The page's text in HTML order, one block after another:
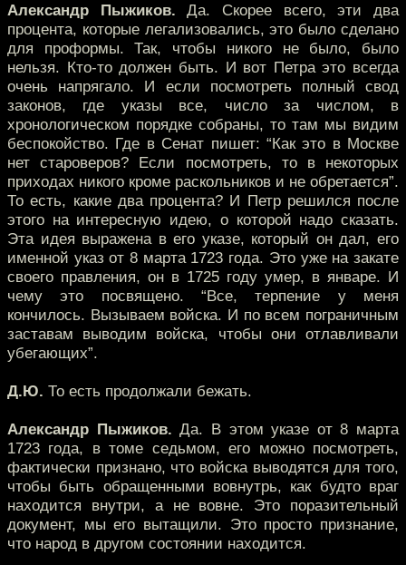
Александр Пыжиков. Да. Скорее всего, эти два
процента, которые легализовались, это было сделано
для проформы. Так, чтобы никого не было, было
нельзя. Кто-то должен быть. И вот Петра это всегда
очень напрягало. И если посмотреть полный свод
законов, где указы все, число за числом, в
хронологическом порядке собраны, то там мы видим
беспокойство. Где в Сенат пишет: “Как это в Москве
нет староверов? Если посмотреть, то в некоторых
приходах никого кроме раскольников и не обретается”.
То есть, какие два процента? И Петр решился после
этого на интересную идею, о которой надо сказать.
Эта идея выражена в его указе, который он дал, его
именной указ от 8 марта 1723 года. Это уже на закате
своего правления, он в 1725 году умер, в январе. И
чему это посвящено. “Все, терпение у меня
кончилось. Вызываем войска. И по всем пограничным
заставам выводим войска, чтобы они отлавливали
убегающих”.
Д.Ю. То есть продолжали бежать.
Александр Пыжиков. Да. В этом указе от 8 марта
1723 года, в томе седьмом, его можно посмотреть,
фактически признано, что войска выводятся для того,
чтобы быть обращенными вовнутрь, как будто враг
находится внутри, а не вовне. Это поразительный
документ, мы его вытащили. Это просто признание,
что народ в другом состоянии находится.